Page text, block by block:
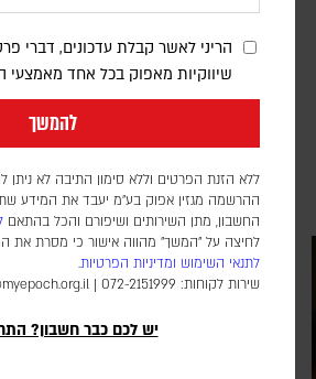
הריני לאשר קבלת עדכונים, דברי
שיווקיות מאפוק בכל אחד
להמשך
ללא הזנת הפרטים וללא סימון התיבה לא
ההרשמה מגזין אפוק בע״מ יעבד את המידע
החשבון, מתן השירותים ושיפורם והכל בהתאם
לחיצה על "המשך" מהווה אישור כי מסרת את
לתנאי השימוש ומדיניות הפרטיות.
שירות לקוחות: 072-2151999 |
יש לכם כבר חשבון?
דורון פסקין
לפי סוכנות הידיעות בלומברג, סימולטור
בחודש יולי 2025, התריע מפני
גבוה. התקיפות במפרץ הפכו את התרחיש
אספקה ממשי